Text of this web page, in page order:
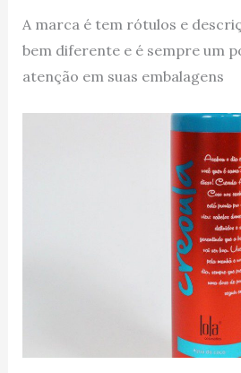
A marca é tem rótulos e
bem diferente e é sempre um
atenção em suas embalagens